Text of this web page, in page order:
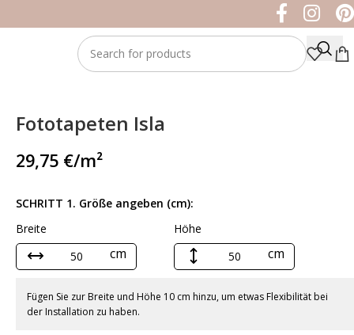
Fototapeten Isla
29,75 €/m²
SCHRITT 1. Größe angeben (cm):
Breite
cm
Höhe
cm
Fügen Sie zur Breite und Höhe 10 cm hinzu, um etwas Flexibilität bei
der Installation zu haben.